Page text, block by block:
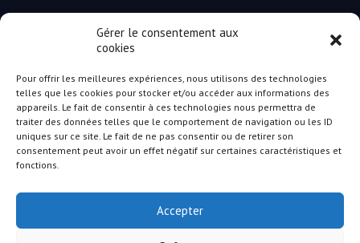
Gérer le consentement aux
cookies
Pour offrir les meilleures expériences, nous utilisons des technologies
telles que les cookies pour stocker et/ou accéder aux informations des
appareils. Le fait de consentir à ces technologies nous permettra de
traiter des données telles que le comportement de navigation ou les ID
uniques sur ce site. Le fait de ne pas consentir ou de retirer son
consentement peut avoir un effet négatif sur certaines caractéristiques et
fonctions.
Accepter
RESTONS EN CONTACT
91490 Moigny-sur-École
+33 (0)6 30 08 26 82
Après 18h contactez-moi par SMS ou mail